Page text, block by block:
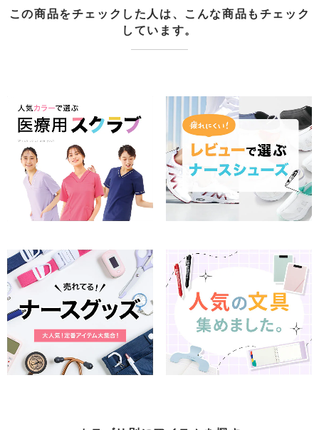
この商品をチェックした人は、こんな商品もチェック
しています。